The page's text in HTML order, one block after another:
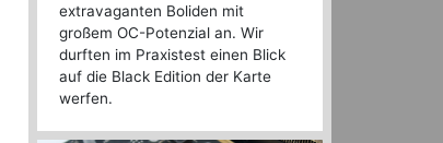
extravaganten Boliden mit
großem OC-Potenzial an. Wir
durften im Praxistest einen Blick
auf die Black Edition der Karte
werfen.